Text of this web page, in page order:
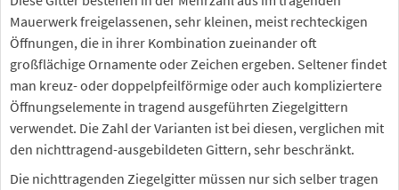
Mauerwerk freigelassenen, sehr kleinen, meist rechteckigen
Öffnungen, die in ihrer Kombination zueinander oft
großflächige Ornamente oder Zeichen ergeben. Seltener findet
man kreuz- oder doppelpfeilförmige oder auch kompliziertere
Öffnungselemente in tragend ausgeführten Ziegelgittern
verwendet. Die Zahl der Varianten ist bei diesen, verglichen mit
den nichttragend-ausgebildeten Gittern, sehr beschränkt.
Die nichttragenden Ziegelgitter müssen nur sich selber tragen